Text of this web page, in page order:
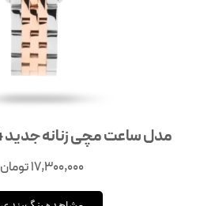
مدل ساعت مچی زنانه جدید Laxmi 8139-4
17,300,000تومان